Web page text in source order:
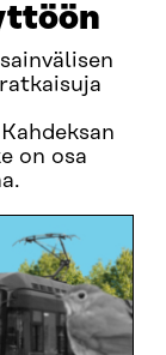
on osa